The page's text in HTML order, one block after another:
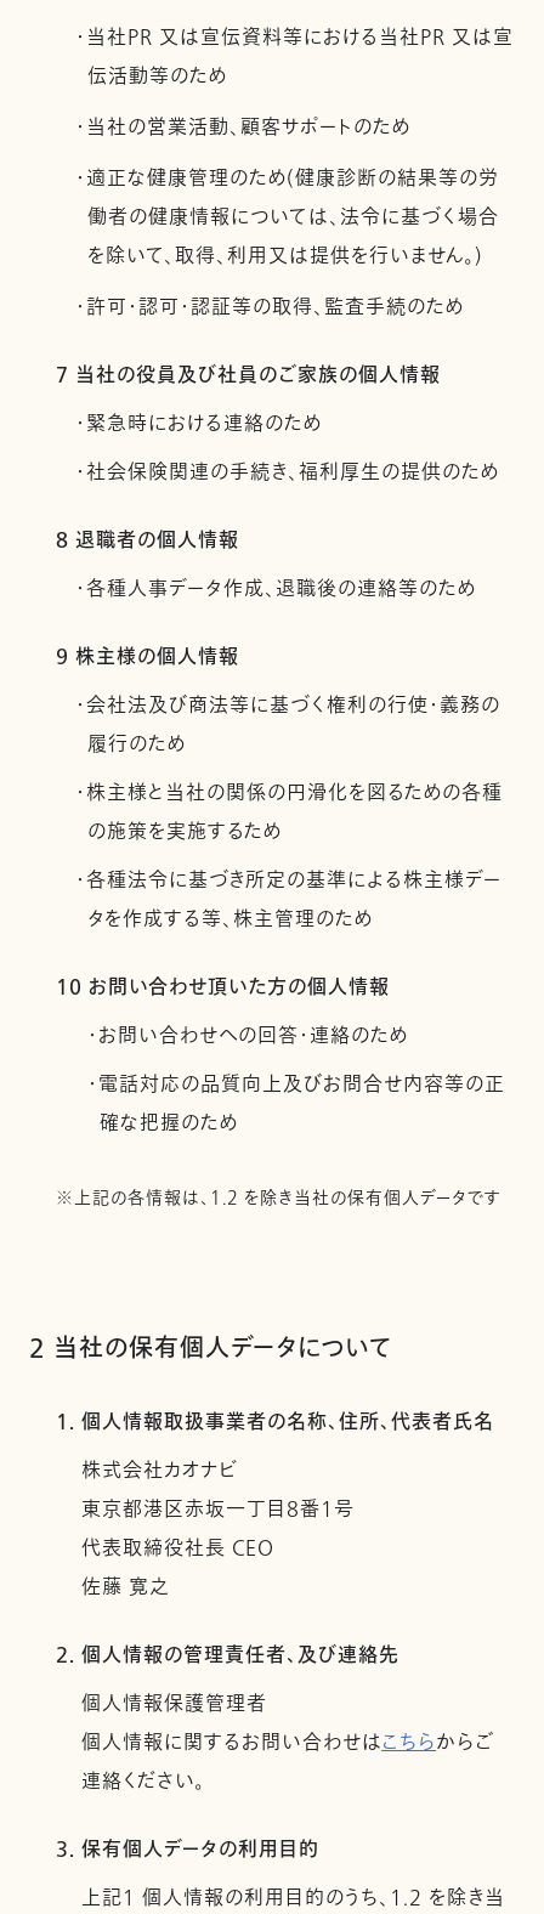
・当社PR 又は宣伝資料等における当社PR 又は宣
伝活動等のため
・当社の営業活動、顧客サポートのため
・適正な健康管理のため(健康診断の結果等の労
働者の健康情報については、法令に基づく場合
を除いて、取得、利用又は提供を行いません。)
・許可・認可・認証等の取得、監査手続のため
7 当社の役員及び社員のご家族の個人情報
・緊急時における連絡のため
・社会保険関連の手続き、福利厚生の提供のため
8 退職者の個人情報
・各種人事データ作成、退職後の連絡等のため
9 株主様の個人情報
・会社法及び商法等に基づく権利の行使・義務の
履行のため
・株主様と当社の関係の円滑化を図るための各種
の施策を実施するため
・各種法令に基づき所定の基準による株主様デー
タを作成する等、株主管理のため
10 お問い合わせ頂いた方の個人情報
・お問い合わせへの回答・連絡のため
・電話対応の品質向上及びお問合せ内容等の正
確な把握のため
※上記の各情報は、1.2 を除き当社の保有個人データです
2 当社の保有個人データについて
1. 個人情報取扱事業者の名称、住所、代表者氏名
株式会社カオナビ
東京都港区赤坂一丁目8番1号
代表取締役社長 CEO
佐藤 寛之
2. 個人情報の管理責任者、及び連絡先
個人情報保護管理者
個人情報に関するお問い合わせはこちらからご
連絡ください。
3. 保有個人データの利用目的
上記１ 個人情報の利用目的のうち、1.2 を除き当